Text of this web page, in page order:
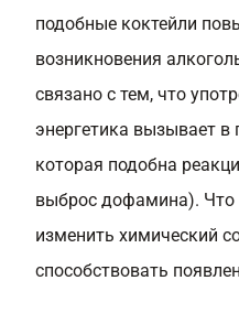
подобные коктейли
возникновения
связано с тем, что
энергетика вызывает
которая подобна
выброс дофамина). Что
изменить химический
способствовать